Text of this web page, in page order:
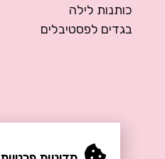
כותנות לילה
בגדים לפסטיבלים